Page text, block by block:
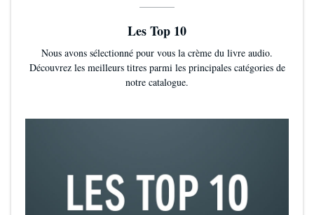
Les Top 10
Nous avons sélectionné pour vous la crème du livre audio.
Découvrez les meilleurs titres parmi les principales catégories de
notre catalogue.